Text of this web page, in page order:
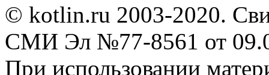
© kotlin.ru 2003-2020.
СМИ Эл №77-8561 от
При использовании